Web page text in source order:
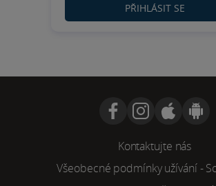
PŘIHLÁSIT SE
Kontaktujte nás
Všeobecné podmínky užívání-